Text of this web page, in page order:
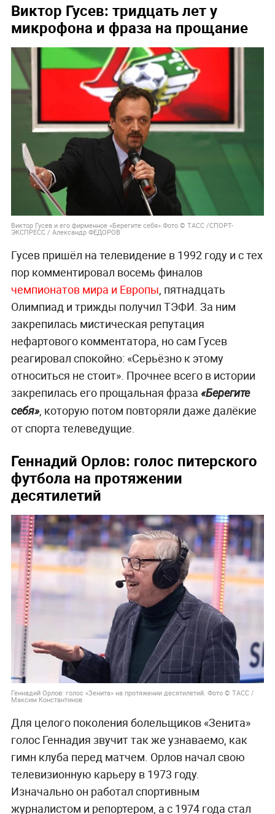
Виктор Гусев: тридцать лет у
микрофона и фраза на прощание
Виктор Гусев и его фирменное «Берегите себя».Фото © ТАСС /СПОРТ-
ЭКСПРЕСС / Александр ФЕДОРОВ
Гусев пришёл на телевидение в 1992 году и с тех
пор комментировал восемь финалов
чемпионатов мира и Европы, пятнадцать
Олимпиад и трижды получил ТЭФИ. За ним
закрепилась мистическая репутация
нефартового комментатора, но сам Гусев
реагировал спокойно: «Серьёзно к этому
относиться не стоит». Прочнее всего в истории
закрепилась его прощальная фраза «Берегите
себя», которую потом повторяли даже далёкие
от спорта телеведущие.
Геннадий Орлов: голос питерского
футбола на протяжении
десятилетий
Геннадий Орлов: голос «Зенита» на протяжении десятилетий. Фото © ТАСС /
Максим Константинов
Для целого поколения болельщиков «Зенита»
голос Геннадия звучит так же узнаваемо, как
гимн клуба перед матчем. Орлов начал свою
телевизионную карьеру в 1973 году.
Изначально он работал спортивным
журналистом и репортером, а с 1974 года стал